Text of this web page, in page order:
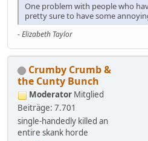
One problem with people who
pretty sure to have some
-Elizabeth Taylor
Crumby Crumb &
the Cunty Bunch
Moderator Mitglied
Beiträge: 7.701
single-handedly killed an
entire skank horde